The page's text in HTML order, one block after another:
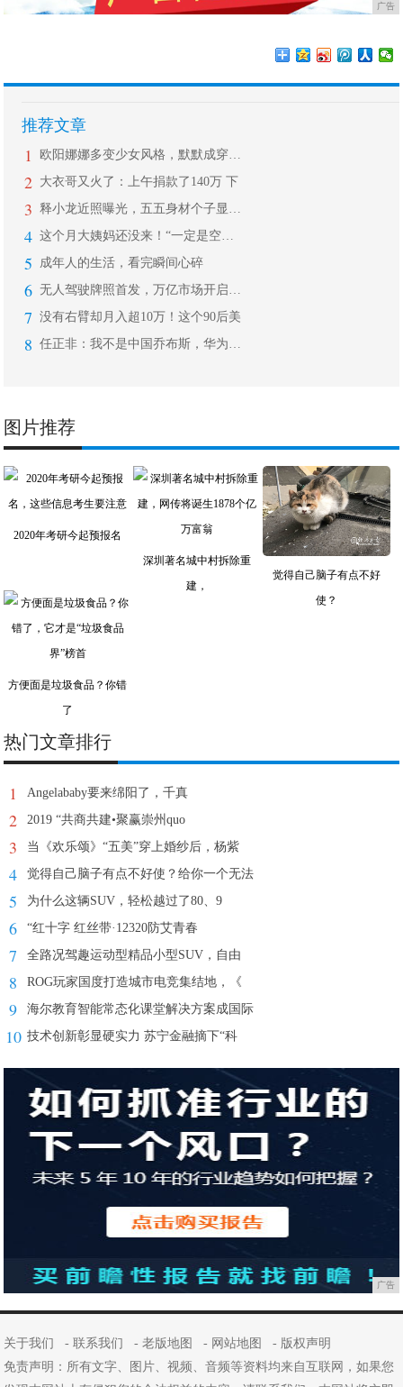
广告
推荐文章
1 欧阳娜娜多变少女风格，默默成穿衣C位
2 大衣哥又火了：上午捐款了140万 下
3 释小龙近照曝光，五五身材个子显矮，后
4 这个月大姨妈还没来！“一定是空气中男
5 成年人的生活，看完瞬间心碎
6 无人驾驶牌照首发，万亿市场开启：数源
7 没有右臂却月入超10万！这个90后美
8 任正非：我不是中国乔布斯，华为永远都
图片推荐
2020年考研今起预报名
深圳著名城中村拆除重
建，
觉得自己脑子有点不好
使？
方便面是垃圾食品？你错
了
热门文章排行
1 Angelababy要来绵阳了，千真
2 2019 “共商共建•聚赢崇州quo
3 当《欢乐颂》“五美”穿上婚纱后，杨紫
4 觉得自己脑子有点不好使？给你一个无法
5 为什么这辆SUV，轻松越过了80、9
6 “红十字 红丝带·12320防艾青春
7 全路况驾趣运动型精品小型SUV，自由
8 ROG玩家国度打造城市电竞集结地，《
9 海尔教育智能常态化课堂解决方案成国际
10 技术创新彰显硬实力 苏宁金融摘下“科
广告
关于我们 -联系我们 -老版地图 - 网站地图 - 版权声明
免责声明：所有文字、图片、视频、音频等资料均来自互联网，如果您